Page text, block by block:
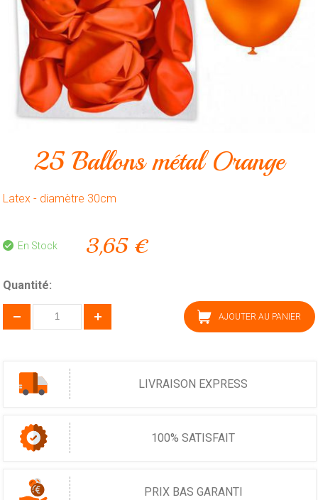
Animalerie
Outillage
Produits
ménagers
Feux
CONTACT
25 Ballons métal Orange
Latex - diamètre 30cm
En Stock 3,65 €
Quantité:
AJOUTER AU PANIER
LIVRAISON EXPRESS
100% SATISFAIT
PRIX BAS GARANTI